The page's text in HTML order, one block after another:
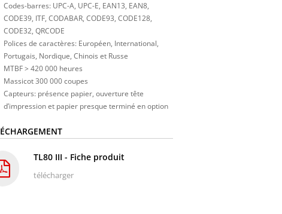
Codes-barres: UPC-A, UPC-E, EAN13, EAN8,
CODE39, ITF, CODABAR, CODE93, CODE128,
CODE32, QRCODE
Polices de caractères: Européen, International,
Portugais, Nordique, Chinois et Russe
MTBF > 420 000 heures
Massicot 300 000 coupes
Capteurs: présence papier, ouverture tête
d’impression et papier presque terminé en option
TL80 III - Fiche produit
télécharger